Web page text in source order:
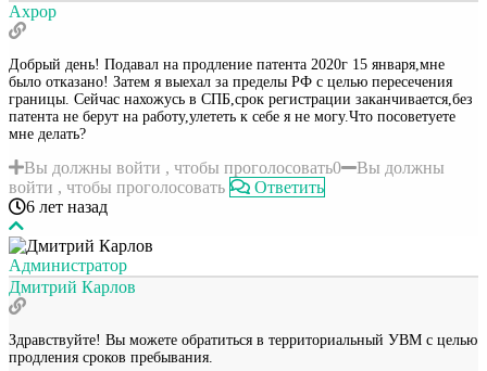
Ахрор
Добрый день! Подавал на продление патента 2020г 15 января,мне
было отказано! Затем я выехал за пределы РФ с целью пересечения
границы. Сейчас нахожусь в СПБ,срок регистрации заканчивается,без
патента не берут на работу,улететь к себе я не могу.Что посоветуете
мне делать?
Вы должны войти , чтобы проголосовать0
Вы должны
войти , чтобы проголосовать
Ответить
6 лет назад
Администратор
Дмитрий Карлов
Здравствуйте! Вы можете обратиться в территориальный УВМ с целью
продления сроков пребывания.